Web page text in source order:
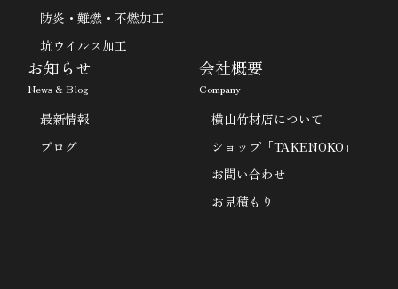
防炎・難燃・不燃加工
坑ウイルス加工
お知らせ
News & Blog
最新情報
ブログ
会社概要
Company
横山竹材店について
ショップ「TAKENOKO」
お問い合わせ
お見積もり